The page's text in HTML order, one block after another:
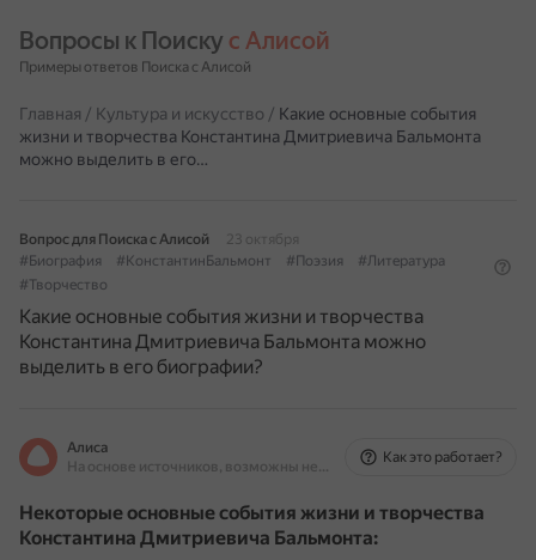
Вопросы к Поиску с Алисой
Примеры ответов Поиска с Алисой
Главная / Культура и искусство / Какие основные события
жизни и творчества Константина Дмитриевича Бальмонта
можно выделить в его…
Вопрос для Поиска с Алисой
23 октября
#Биография
#КонстантинБальмонт #Поэзия
#Литература
#Творчество
Какие основные события жизни и творчества
Константина Дмитриевича Бальмонта можно
выделить в его биографии?
Алиса
На основе источников, возможны неточности
Как это работает?
Некоторые основные события жизни и творчества
Константина Дмитриевича Бальмонта: